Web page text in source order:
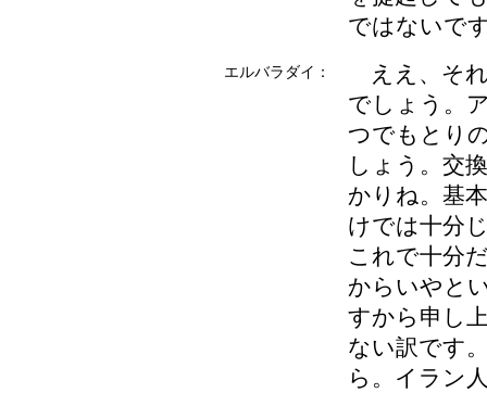
ではないで
エルバラダイ：
ええ、そ
でしょう。
つでもとり
しょう。交
かりね。基
けでは十分
これで十分
からいやと
すから申し
ない訳です
ら。イラン